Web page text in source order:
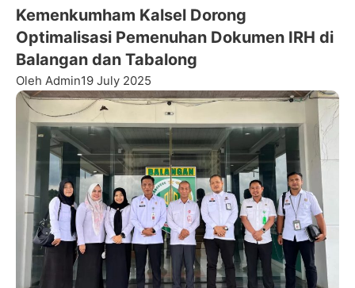
Kemenkumham Kalsel Dorong
Optimalisasi Pemenuhan Dokumen IRH di
Balangan dan Tabalong
Oleh Admin19 July 2025